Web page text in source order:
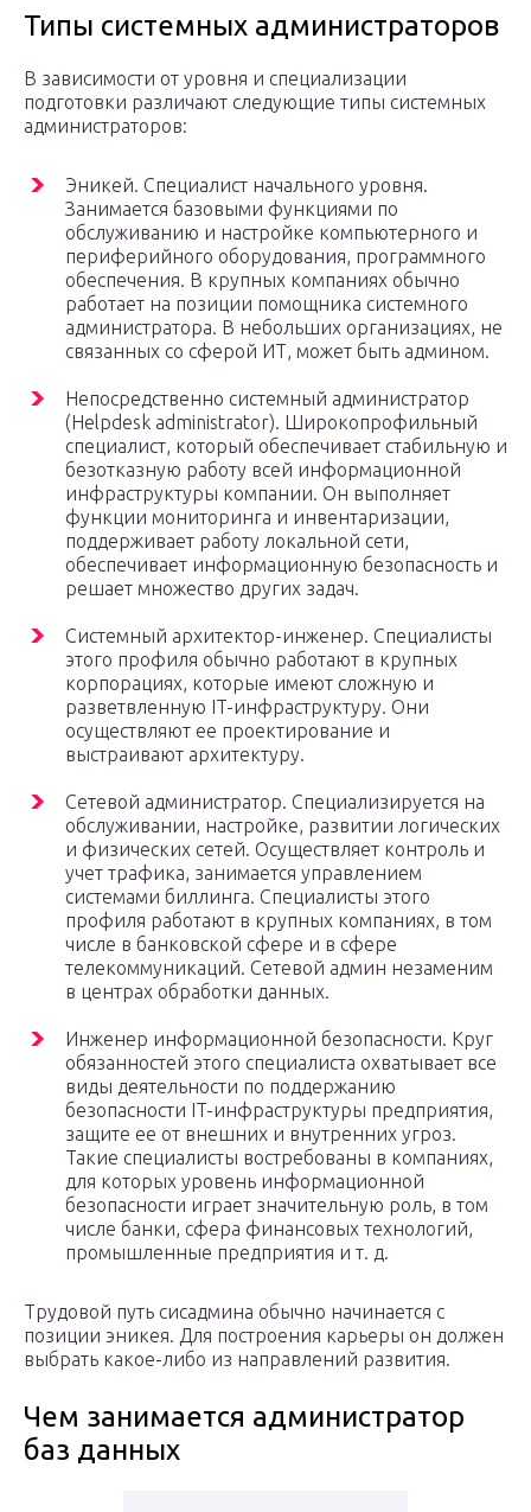
Типы системных администраторов
В зависимости от уровня и специализации
подготовки различают следующие типы системных
администраторов:
Эникей. Специалист начального уровня.
Занимается базовыми функциями по
обслуживанию и настройке компьютерного и
периферийного оборудования, программного
обеспечения. В крупных компаниях обычно
работает на позиции помощника системного
администратора. В небольших организациях, не
связанных со сферой ИТ, может быть админом.
Непосредственно системный администратор
(Helpdesk administrator). Широкопрофильный
специалист, который обеспечивает стабильную и
безотказную работу всей информационной
инфраструктуры компании. Он выполняет
функции мониторинга и инвентаризации,
поддерживает работу локальной сети,
обеспечивает информационную безопасность и
решает множество других задач.
Системный архитектор-инженер. Специалисты
этого профиля обычно работают в крупных
корпорациях, которые имеют сложную и
разветвленную IT-инфраструктуру. Они
осуществляют ее проектирование и
выстраивают архитектуру.
Сетевой администратор. Специализируется на
обслуживании, настройке, развитии логических
и физических сетей. Осуществляет контроль и
учет трафика, занимается управлением
системами биллинга. Специалисты этого
профиля работают в крупных компаниях, в том
числе в банковской сфере и в сфере
телекоммуникаций. Сетевой админ незаменим
в центрах обработки данных.
Инженер информационной безопасности. Круг
обязанностей этого специалиста охватывает все
виды деятельности по поддержанию
безопасности IT-инфраструктуры предприятия,
защите ее от внешних и внутренних угроз.
Такие специалисты востребованы в компаниях,
для которых уровень информационной
безопасности играет значительную роль, в том
числе банки, сфера финансовых технологий,
промышленные предприятия и т. д.
Трудовой путь сисадмина обычно начинается с
позиции эникея. Для построения карьеры он должен
выбрать какое-либо из направлений развития.
Чем занимается администратор
баз данных